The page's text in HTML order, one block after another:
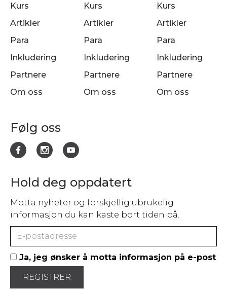
Kurs
Artikler
Para
Inkludering
Partnere
Om oss
Kurs
Artikler
Para
Inkludering
Partnere
Om oss
Kurs
Artikler
Para
Inkludering
Partnere
Om oss
Følg oss
Hold deg oppdatert
Motta nyheter og forskjellig ubrukelig
informasjon du kan kaste bort tiden på.
Ja, jeg ønsker å motta informasjon på e-post